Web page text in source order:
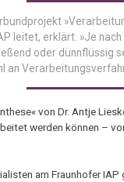
leitet, erklärt: »Je
oder dünnflüssig
an
von Dr. Antje
werden können –
am Fraunhofer